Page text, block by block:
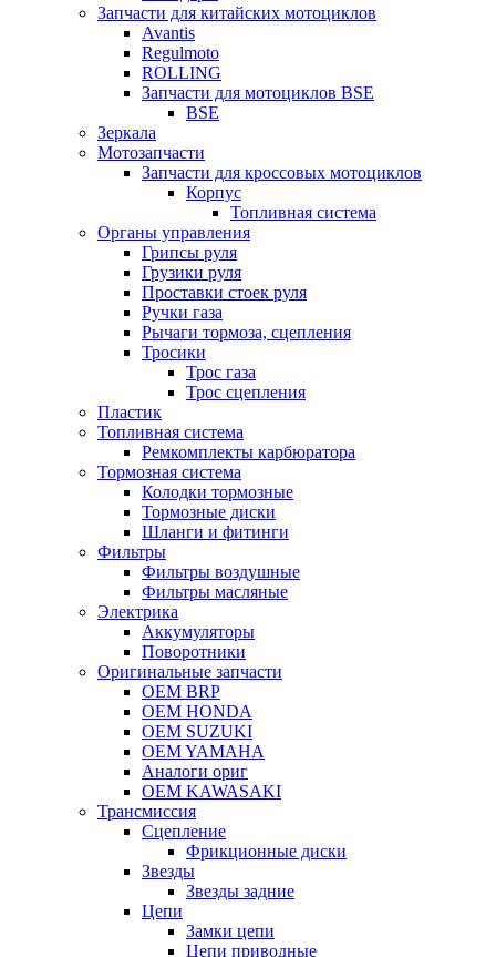
Запчасти для китайских мотоциклов
Avantis
Regulmoto
ROLLING
Запчасти для мотоциклов BSE
BSE
Зеркала
Мотозапчасти
Запчасти для кроссовых мотоциклов
Корпус
Топливная система
Органы управления
Грипсы руля
Грузики руля
Проставки стоек руля
Ручки газа
Рычаги тормоза, сцепления
Тросики
Трос газа
Трос сцепления
Пластик
Топливная система
Ремкомплекты карбюратора
Тормозная система
Колодки тормозные
Тормозные диски
Шланги и фитинги
Фильтры
Фильтры воздушные
Фильтры масляные
Электрика
Аккумуляторы
Поворотники
Оригинальные запчасти
OEM BRP
OEM HONDA
OEM SUZUKI
OEM YAMAHA
Аналоги ориг
OEM KAWASAKI
Трансмиссия
Cцепление
Фрикционные диски
Звезды
Звезды задние
Цепи
Замки цепи
Цепи приводные